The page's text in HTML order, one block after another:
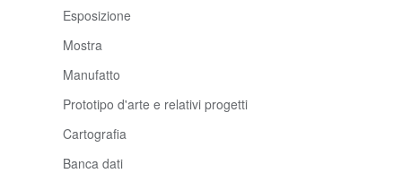
Esposizione
Mostra
Manufatto
Prototipo d'arte e relativi progetti
Cartografia
Banca dati